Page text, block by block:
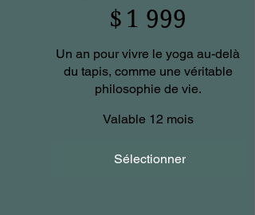
$ 1 999
Un an pour vivre le yoga au-delà
du tapis, comme une véritable
philosophie de vie.
Valable 12 mois
Sélectionner